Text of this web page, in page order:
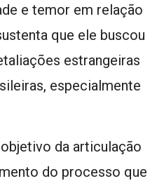
e temor em relação
que ele buscou
estrangeiras
especialmente
da articulação
do processo que